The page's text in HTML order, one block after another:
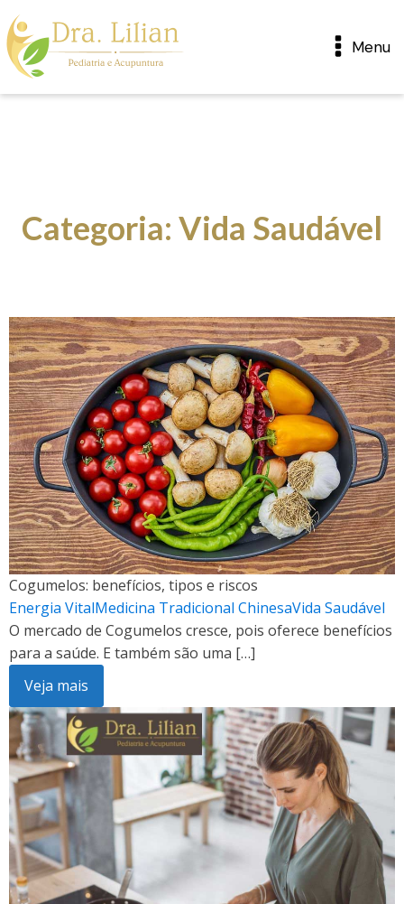
Menu
Categoria: Vida Saudável
Cogumelos: benefícios, tipos e riscos
Energia VitalMedicina Tradicional ChinesaVida Saudável
O mercado de Cogumelos cresce, pois oferece benefícios
para a saúde. E também são uma […]
Veja mais